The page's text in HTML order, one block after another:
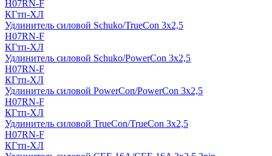
H07RN-F
КГтп-ХЛ
Удлинитель силовой Schuko/TrueCon 3х2,5
H07RN-F
КГтп-ХЛ
Удлинитель силовой Schuko/PowerCon 3х2,5
H07RN-F
КГтп-ХЛ
Удлинитель силовой PowerCon/PowerCon 3х2,5
H07RN-F
КГтп-ХЛ
Удлинитель силовой TrueCon/TrueCon 3х2,5
H07RN-F
КГтп-ХЛ